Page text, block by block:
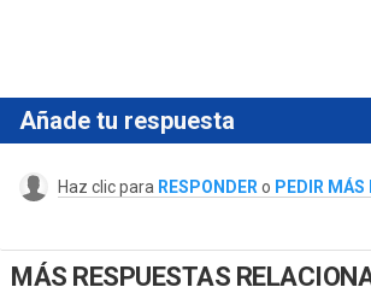
Añade tu respuesta
Haz clic para RESPONDER o PEDIR MÁS
MÁS RESPUESTAS